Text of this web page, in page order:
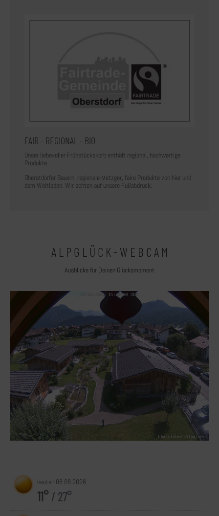
FAIR - REGIONAL - BIO
Unser liebevoller Frühstückskorb enthält regional, hochwertige
Produkte
Oberstdorfer Bauern, regionale Metzger, faire Produkte von hier und
dem Weltladen. Wir achten auf unsere Fußabdruck.
A L P G L Ü C K - W E B C A M
Ausblicke für Deinen Glücksmoment
heute · 08.08.2026
11° / 27°